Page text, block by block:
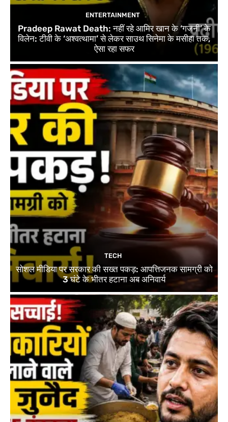
ENTERTAINMENT
Pradeep Rawat Death: नहीं रहे आमिर खान के ‘गजनी’ के
विलेन: टीवी के ‘अश्वत्थामा’ से लेकर साउथ सिनेमा के मसीहा तक,
ऐसा रहा सफर
TECH
सोशल मीडिया पर सरकार की सख्त पकड़: आपत्तिजनक सामग्री को
3 घंटे के भीतर हटाना अब अनिवार्य